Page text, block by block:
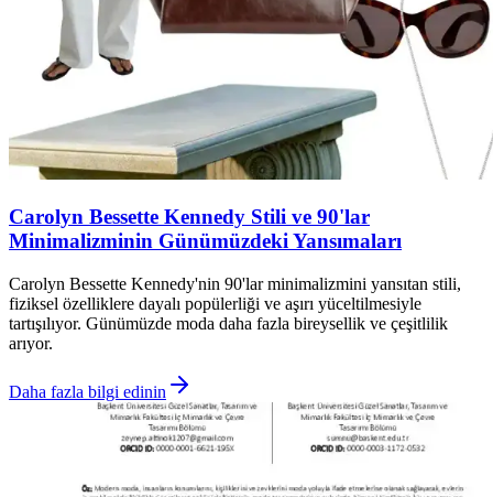
Carolyn Bessette Kennedy Stili ve 90'lar
Minimalizminin Günümüzdeki Yansımaları
Carolyn Bessette Kennedy'nin 90'lar minimalizmini yansıtan stili,
fiziksel özelliklere dayalı popülerliği ve aşırı yüceltilmesiyle
tartışılıyor. Günümüzde moda daha fazla bireysellik ve çeşitlilik
arıyor.
Daha fazla bilgi edinin